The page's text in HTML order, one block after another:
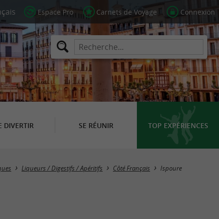
Espace Pro Carnets de Voyage Connexion
DIVERTIR SE RÉUNIR TOP EXPÉRIENCES
Masquer la carte
Liqueurs / Digestifs / Apéritifs Côté Français Ispoure